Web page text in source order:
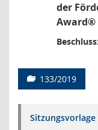
der
Award®
Beschluss:
133/2019
Sitzungsvorlage